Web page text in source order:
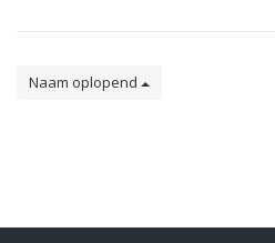
Naam oplopend